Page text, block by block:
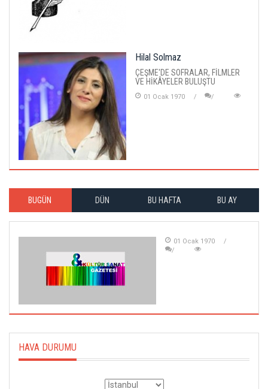
Hilal Solmaz
ÇEŞME'DE SOFRALAR, FİLMLER
VE HİKÂYELER BULUŞTU
01 Ocak 1970
BUGÜN DÜN BU HAFTA BU AY
01 Ocak 1970
HAVA DURUMU